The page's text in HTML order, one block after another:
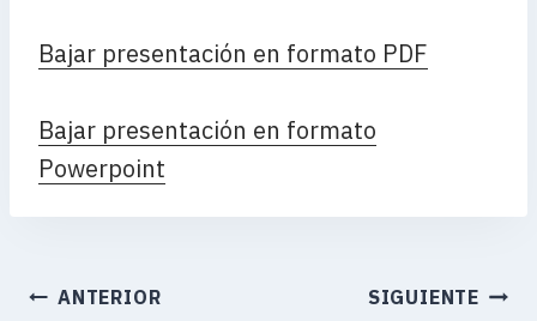
Bajar presentación en formato PDF
Bajar presentación en formato
Powerpoint
ANTERIOR SIGUIENTE